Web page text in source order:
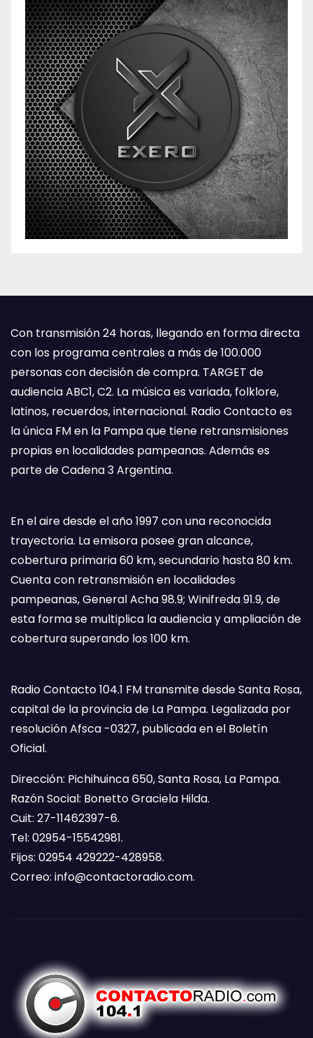
Con transmisión 24 horas, llegando en forma directa
con los programa centrales a más de 100.000
personas con decisión de compra. TARGET de
audiencia ABC1, C2. La música es variada, folklore,
latinos, recuerdos, internacional. Radio Contacto es
la única FM en la Pampa que tiene retransmisiones
propias en localidades pampeanas. Además es
parte de Cadena 3 Argentina.
En el aire desde el año 1997 con una reconocida
trayectoria. La emisora posee gran alcance,
cobertura primaria 60 km, secundario hasta 80 km.
Cuenta con retransmisión en localidades
pampeanas, General Acha 98.9; Winifreda 91.9, de
esta forma se multiplica la audiencia y ampliación de
cobertura superando los 100 km.
Radio Contacto 104.1 FM transmite desde Santa Rosa,
capital de la provincia de La Pampa. Legalizada por
resolución Afsca -0327, publicada en el Boletín
Oficial.
Dirección: Pichihuinca 650, Santa Rosa, La Pampa.
Razón Social: Bonetto Graciela Hilda.
Cuit: 27-11462397-6.
Tel: 02954-15542981.
Fijos: 02954 429222-428958.
Correo: info@contactoradio.com.